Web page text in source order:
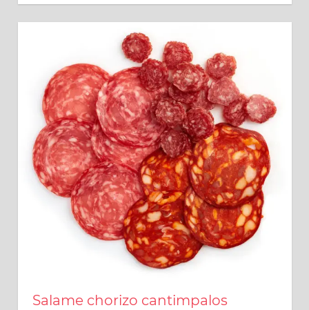
Salame chorizo cantimpalos